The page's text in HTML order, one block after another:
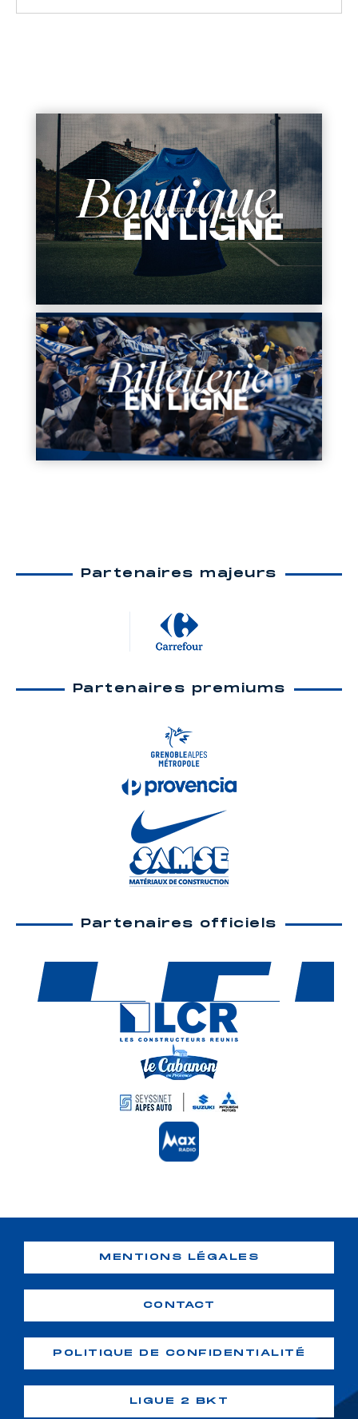
Partenaires majeurs
Partenaires premiums
Partenaires officiels
MENTIONS LÉGALES
CONTACT
POLITIQUE DE CONFIDENTIALITÉ
LIGUE 2 BKT